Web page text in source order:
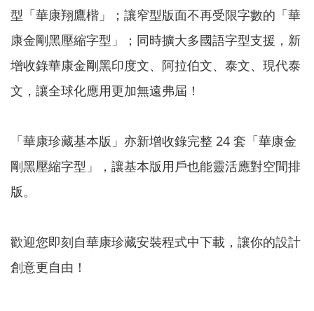
型「華康翔鷹楷」；讓窄型版面不再受限字數的「華
康金剛黑壓縮字型」；同時擴大多國語字型支援，新
增收錄華康金剛黑印度文、阿拉伯文、泰文、現代泰
文，讓全球化應用更加無遠弗屆！
「華康珍藏基本版」亦新增收錄完整 24 套「華康金
剛黑壓縮字型」，讓基本版用戶也能靈活應對空間排
版。
歡迎您即刻自華康珍藏安裝程式中下載，讓你的設計
創意更自由！